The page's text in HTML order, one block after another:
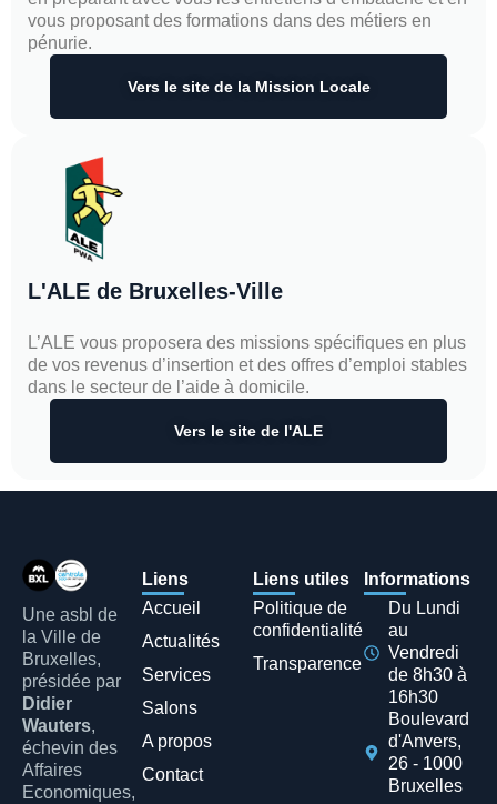
vous proposant des formations dans des métiers en
pénurie.
Vers le site de la Mission Locale
L'ALE de Bruxelles-Ville
L’ALE vous proposera des missions spécifiques en plus
de vos revenus d’insertion et des offres d’emploi stables
dans le secteur de l’aide à domicile.
Vers le site de l'ALE
Une asbl de
la Ville de
Bruxelles,
présidée par
Didier
Wauters,
échevin des
Affaires
Economiques,
Liens
Accueil
Actualités
Services
Salons
A propos
Contact
Liens utiles
Politique de
confidentialité
Transparence
Informations
Du Lundi
au
Vendredi
de 8h30 à
16h30
Boulevard
d'Anvers,
26 - 1000
Bruxelles